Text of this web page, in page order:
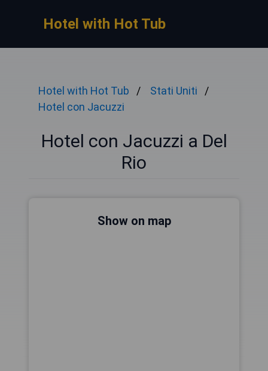
Hotel with Hot Tub
Hotel with Hot Tub
Stati Uniti
Hotel con Jacuzzi
Hotel con Jacuzzi a Del
Rio
Show on map